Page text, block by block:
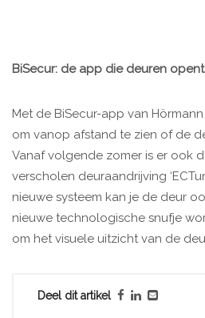
BiSecur: de app die deuren opent
Met de BiSecur-app van
om vanop afstand te zien of de
Vanaf volgende zomer is er ook
verscholen deuraandrijving
nieuwe systeem kan je de deur
nieuwe technologische snufje
om het visuele uitzicht van de
Deel dit artikel